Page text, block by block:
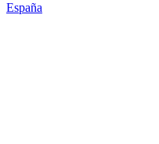
España